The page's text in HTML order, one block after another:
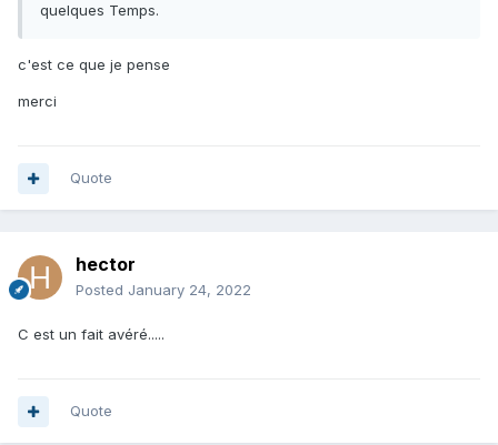
quelques Temps.
c'est ce que je pense
merci
Quote
hector
Posted January 24, 2022
C est un fait avéré.....
Quote